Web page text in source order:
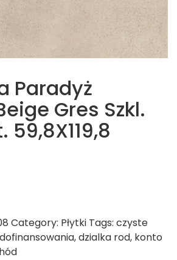
Paradyż
Gres Szkl.
59,8X119,8
Category: Płytki Tags: czyste
,dzialka rod, konto